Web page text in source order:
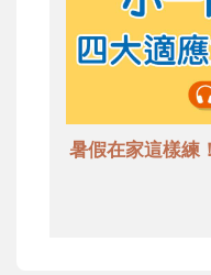
暑假在家這樣練